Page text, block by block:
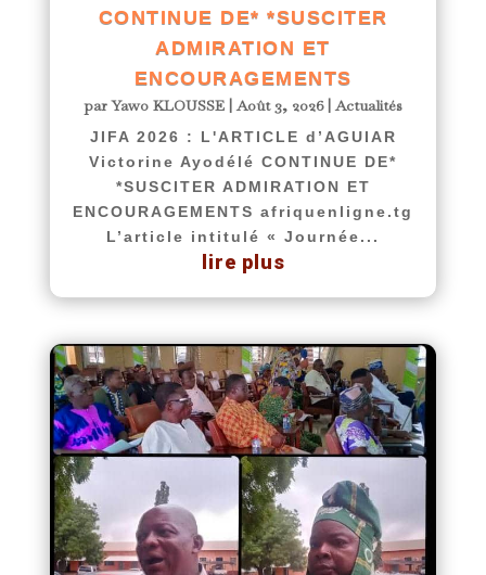
CONTINUE DE* *SUSCITER
ADMIRATION ET
ENCOURAGEMENTS
parYawo KLOUSSE|Août 3, 2026|Actualités
JIFA 2026 : L'ARTICLE d’AGUIAR
Victorine Ayodélé CONTINUE DE*
*SUSCITER ADMIRATION ET
ENCOURAGEMENTS afriquenligne.tg
L’article intitulé « Journée...
lire plus